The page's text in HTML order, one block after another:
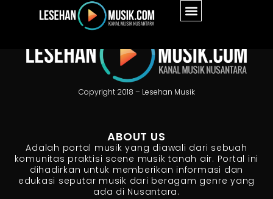
Copyright 2018 – Lesehan Musik
ABOUT US
Adalah portal musik yang diawali dari sebuah
komunitas praktisi scene musik tanah air. Portal ini
dihadirkan untuk memberikan informasi dan
edukasi seputar musik dari beragam genre yang
ada di Nusantara.